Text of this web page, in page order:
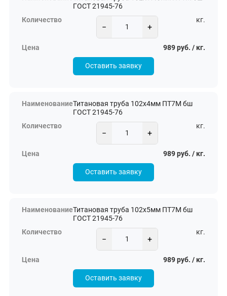
ГОСТ 21945-76
− +
кг.
989 руб. / кг.
Оставить заявку
Титановая труба 102х4мм ПТ7М бш
ГОСТ 21945-76
− +
кг.
989 руб. / кг.
Оставить заявку
Титановая труба 102х5мм ПТ7М бш
ГОСТ 21945-76
− +
кг.
989 руб. / кг.
Оставить заявку